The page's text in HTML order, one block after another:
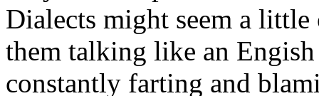
Dialects might seem a
them talking like an
constantly farting and